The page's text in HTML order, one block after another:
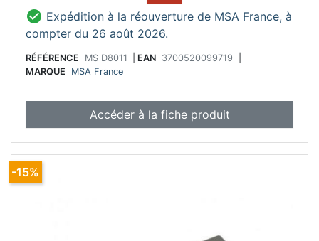
D82N
Conseil d'entretien :
Ne pas utiliser de produit abrasif.
 Expédition à la réouverture de MSA France, à
compter du 26 août 2026.
RÉFÉRENCE MS D8011 EAN 3700520099719
MARQUE
MSA France
Accéder à la fiche produit
-15%